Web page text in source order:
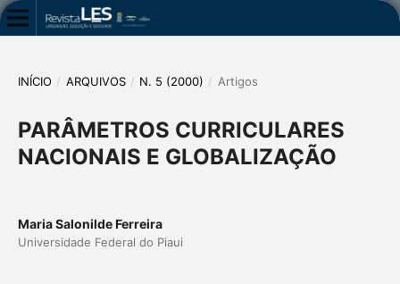
INÍCIO / ARQUIVOS / N. 5 (2000) / Artigos
PARÂMETROS CURRICULARES
NACIONAIS E GLOBALIZAÇÃO
Maria Salonilde Ferreira
Universidade Federal do Piaui